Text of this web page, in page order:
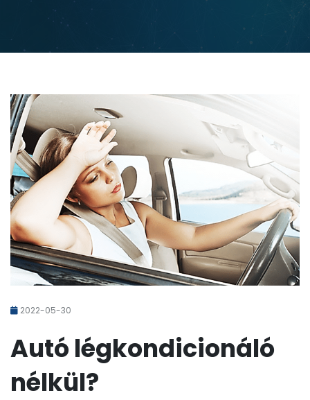
2022-05-30
Autó légkondicionáló
nélkül?